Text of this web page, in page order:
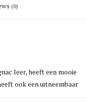
(0)
leer, heeft een mooie
ook een uitneembaar